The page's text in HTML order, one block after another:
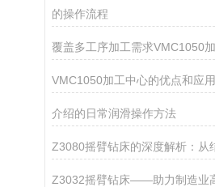
的操作流程
VMC1050加工中心的优点和应用
介绍的日常润滑操作方法